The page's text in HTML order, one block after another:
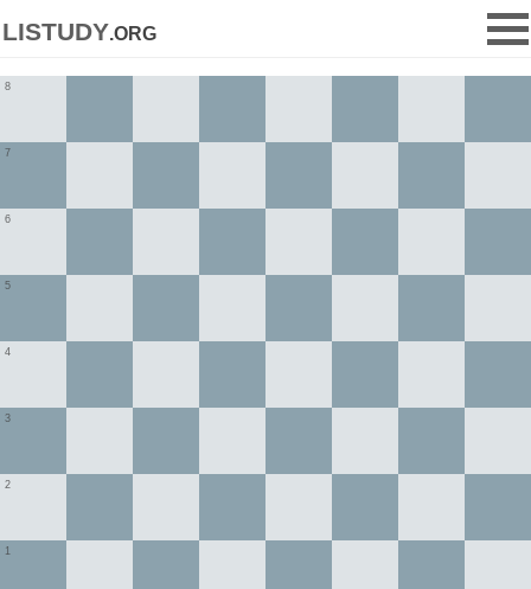
listudy.org
1
2
3
4
5
6
7
8